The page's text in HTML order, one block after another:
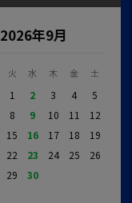
2026年9月
火 水 木 金 土
1 2 3 4
5
8 9 10 11
12
15 16 17 18
19
22 23 24 25
26
29 30